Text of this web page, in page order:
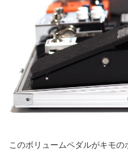
このボリュームペダルがキモの